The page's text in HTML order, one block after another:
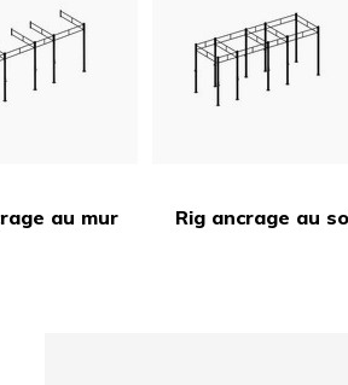
au mur Rig ancrage au